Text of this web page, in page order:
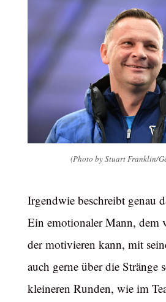
(Photo by Stuart Franklin/
Irgendwie beschreibt genau
Ein emotionaler Mann, dem
der motivieren kann, mit
auch gerne über die Stränge
kleineren Runden, wie im